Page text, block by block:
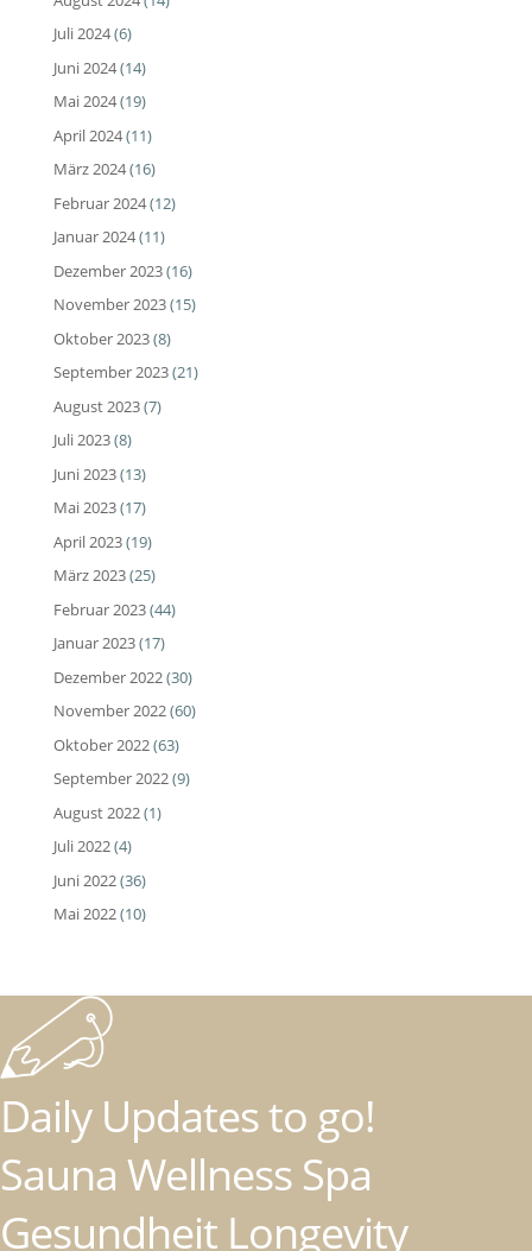
Juli 2024(6)
Juni 2024(14)
Mai 2024(19)
April 2024(11)
März 2024(16)
Februar 2024(12)
Januar 2024(11)
Dezember 2023(16)
November 2023(15)
Oktober 2023(8)
September 2023(21)
August 2023(7)
Juli 2023(8)
Juni 2023(13)
Mai 2023(17)
April 2023(19)
März 2023(25)
Februar 2023(44)
Januar 2023(17)
Dezember 2022(30)
November 2022(60)
Oktober 2022(63)
September 2022(9)
August 2022(1)
Juli 2022(4)
Juni 2022(36)
Mai 2022(10)
Daily Updates to go!
Sauna Wellness Spa
Gesundheit Longevity